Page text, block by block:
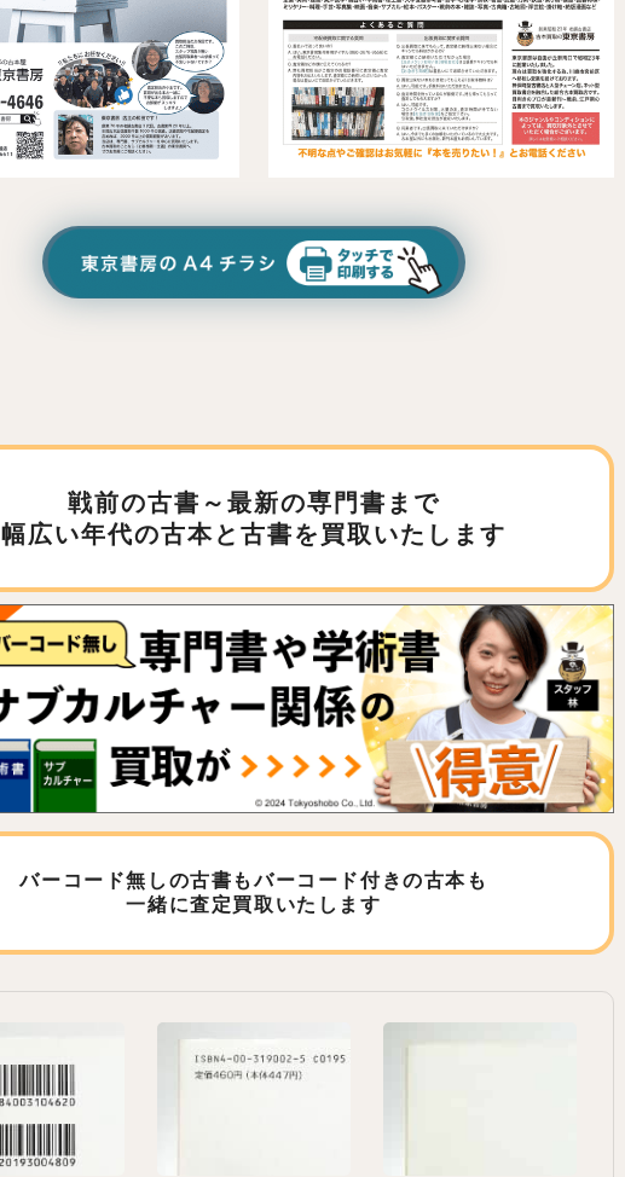
戦前の古書～最新の専門書まで
幅広い年代の古本と古書を買取いたします
バーコード無しの古書もバーコード付きの古本も
一緒に査定買取いたします